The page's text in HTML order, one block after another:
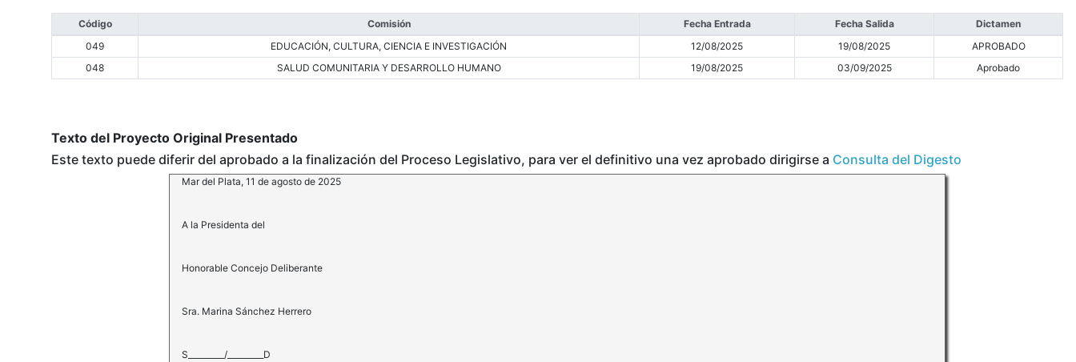
Código Comisión Fecha Entrada Fecha Salida
Dictamen
049
EDUCACIÓN, CULTURA, CIENCIA E INVESTIGACIÓN 12/08/2025 19/08/2025
APROBADO
048
SALUD COMUNITARIA Y DESARROLLO HUMANO 19/08/2025 03/09/2025 Aprobado
Texto del Proyecto Original Presentado
Este texto puede diferir del aprobado a la finalización del Proceso Legislativo, para ver el definitivo una vez aprobado dirigirse a Consulta del Digesto
Mar del Plata, 11 de agosto de 2025
A la Presidenta del
Honorable Concejo Deliberante
Sra. Marina Sánchez Herrero
S_________/_________D